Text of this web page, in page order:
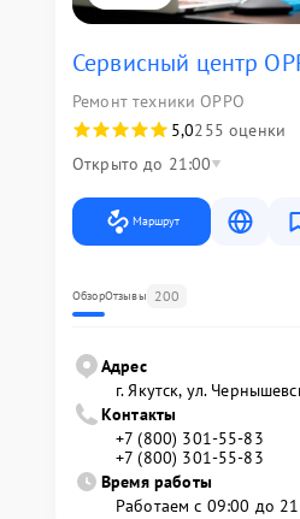
Сервисный центр
Ремонт техники OPPO
5,0255 оценки
Открыто до 21:00
Маршрут
ОбзорОтзывы 200
Адрес
г. Якутск, ул.
Контакты
+7 (800) 301-55-83
+7 (800) 301-55-83
Время работы
Работаем с 09:00 до